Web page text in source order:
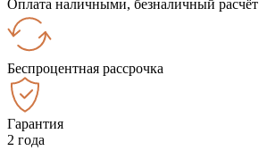
Оплата наличными, безналичный расчёт
Беспроцентная рассрочка
Гарантия
2 года